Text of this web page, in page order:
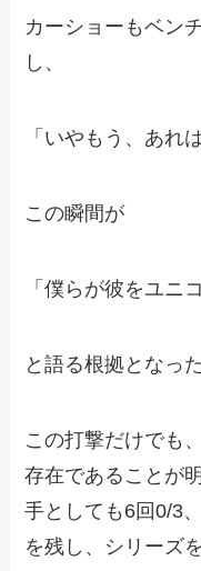
カーショーもベン
し、
「いやもう、あれ
この瞬間が
「僕らが彼をユニ
と語る根拠となっ
この打撃だけでも
存在であることが
手としても6回0/3
を残し、シリーズ